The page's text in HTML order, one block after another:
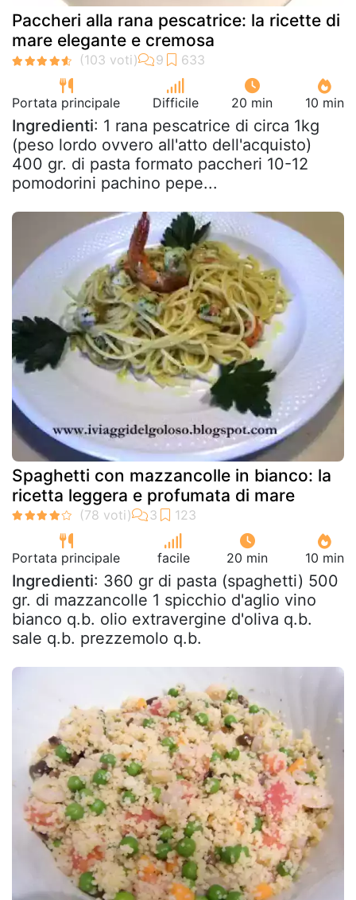
Paccheri alla rana pescatrice: la ricette di
mare elegante e cremosa
Portata principale Difficile 20 min 10 min
Ingredienti: 1 rana pescatrice di circa 1kg
(peso lordo ovvero all'atto dell'acquisto)
400 gr. di pasta formato paccheri 10-12
pomodorini pachino pepe...
Spaghetti con mazzancolle in bianco: la
ricetta leggera e profumata di mare
Portata principale facile 20 min 10 min
Ingredienti: 360 gr di pasta (spaghetti) 500
gr. di mazzancolle 1 spicchio d'aglio vino
bianco q.b. olio extravergine d'oliva q.b.
sale q.b. prezzemolo q.b.